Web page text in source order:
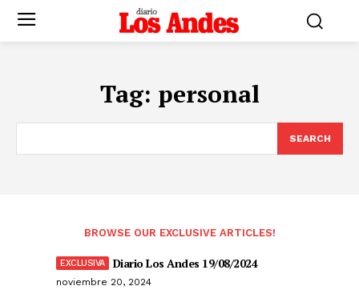
Tag: personal
SEARCH
BROWSE OUR EXCLUSIVE ARTICLES!
Diario Los Andes 19/08/2024
noviembre 20, 2024